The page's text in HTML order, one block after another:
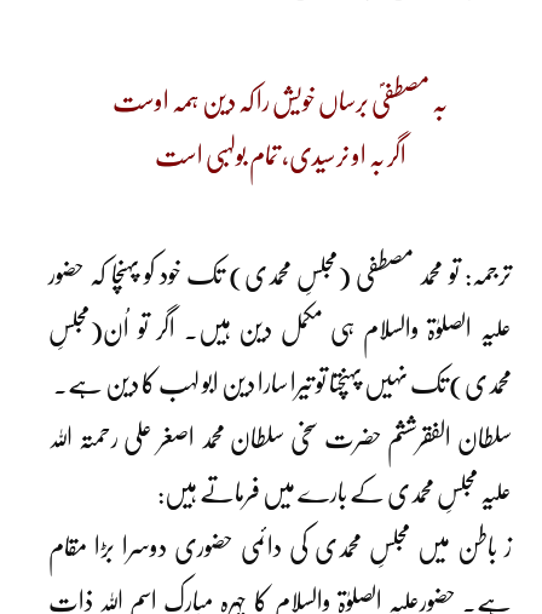
بہ مصطفیؐ برساں خویش را کہ دین ہمہ اوست
اگر بہ او نرسیدی، تمام بولہبی است
ترجمہ: تو محمد مصطفی (مجلسِ محمدی) تک خود کو پہنچا کہ حضور
علیہ الصلوٰۃ والسلام ہی مکمل دین ہیں۔ اگر تو اُن(مجلسِ
محمدی) تک نہیں پہنچتا تو تیرا سارا دین ابو لہب کا دین ہے۔
سلطان الفقرششم حضرت سخی سلطان محمد اصغر علی رحمتہ اللہ
علیہ مجلسِ محمدی کے بارے میں فرماتے ہیں:
ز باطن میں مجلسِ محمدی کی دائمی حضوری دوسرا بڑا مقام
ہے۔ حضورعلیہ الصلوٰۃ والسلام کا چہرہ مبارک اسمِ اللہ ذات